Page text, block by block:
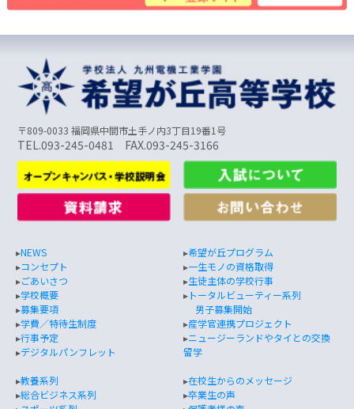
〒809-0033 福岡県中間市土手ノ内3丁目19番1号
TEL.093-245-0481 FAX.093-245-3166
▸NEWS
▸コンセプト
▸ごあいさつ
▸学校概要
▸募集要項
▸学費／特待生制度
▸行事予定
▸デジタルパンフレット
▸教養系列
▸総合ビジネス系列
▸希望が丘プログラム
▸一生モノの資格取得
▸生徒主体の学校行事
▸トータルビューティー系列
男子募集開始
▸産学官連携プロジェクト
▸ニュージーランドやタイとの交換
留学
▸在校生からのメッセージ
▸卒業生の声